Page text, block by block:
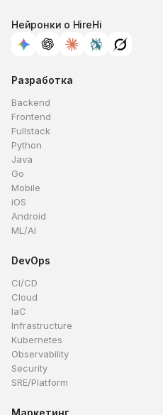
Нейронки о HireHi
Разработка
Backend
Frontend
Fullstack
Python
Java
Go
Mobile
iOS
Android
ML/AI
DevOps
CI/CD
Cloud
IaC
Infrastructure
Kubernetes
Observability
Security
SRE/Platform